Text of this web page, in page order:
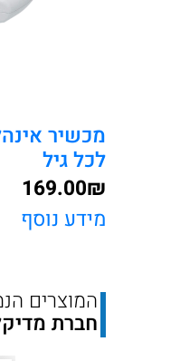
מכשיר
לכל גיל
₪
169.00
מידע נוסף
המוצרים
חברת